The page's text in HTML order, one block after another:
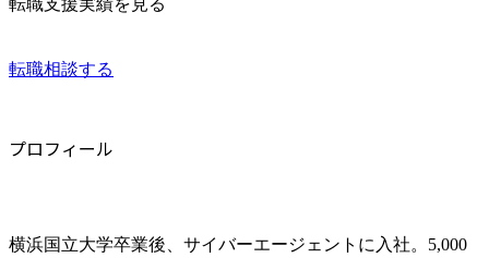
プロフィール
横浜国立大学卒業後、サイバーエージェントに入社。5,000
転職支援実績を見る
転職相談する